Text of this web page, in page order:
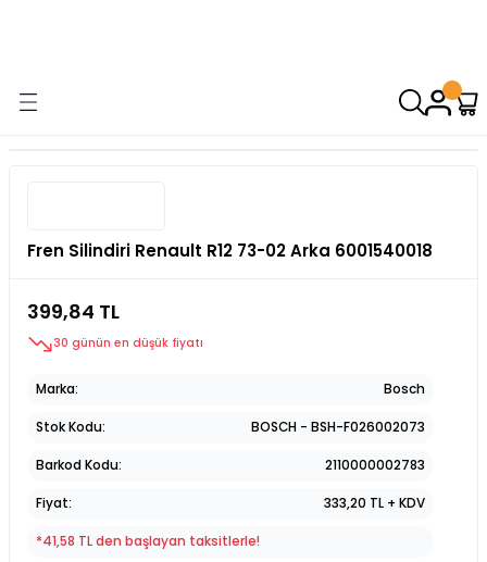
Fren Silindiri Renault R12 73-02 Arka 6001540018
399,84 TL
30 günün en düşük fiyatı
Marka Bosch
Stok Kodu BOSCH - BSH-F026002073
Barkod Kodu 2110000002783
Fiyat 333,20 TL + KDV
*41,58 TL den başlayan taksitlerle!